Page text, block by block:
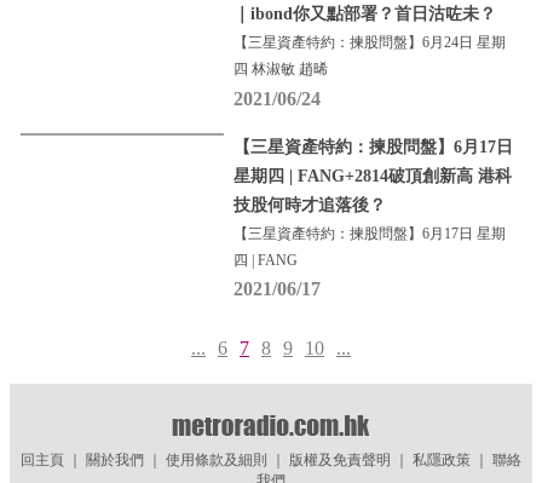
｜ibond你又點部署？首日沽咗未？
【三星資產特約：揀股問盤】6月24日 星期
四 林淑敏 趙晞
2021/06/24
【三星資產特約：揀股問盤】6月17日
星期四 | FANG+2814破頂創新高 港科
技股何時才追落後？
【三星資產特約：揀股問盤】6月17日 星期
四 | FANG
2021/06/17
... 6 7 8 9 10 ...
回主頁｜ 關於我們 使用條款及細則 版權及免責聲明 私隱政策｜ 聯絡